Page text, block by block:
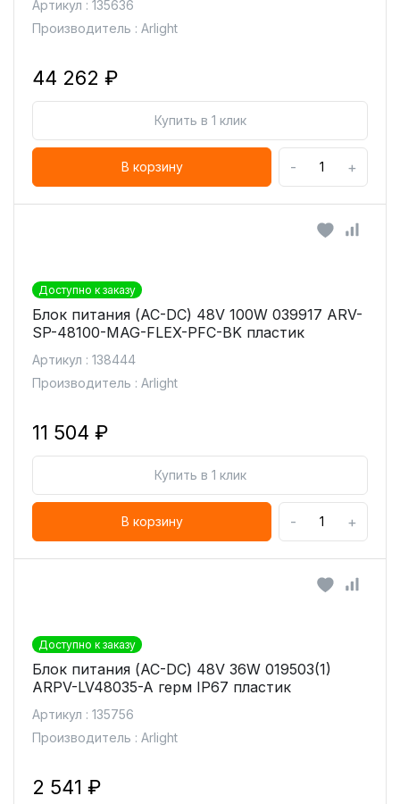
Артикул : 135636
Производитель : Arlight
44 262 ₽
Купить в 1 клик
В корзину - +
Доступно к заказу
Блок питания (AC-DC) 48V 100W 039917 ARV-
SP-48100-MAG-FLEX-PFC-BK пластик
Артикул : 138444
Производитель : Arlight
11 504 ₽
Купить в 1 клик
В корзину - +
Доступно к заказу
Блок питания (AC-DC) 48V 36W 019503(1)
ARPV-LV48035-A герм IP67 пластик
Артикул : 135756
Производитель : Arlight
2 541 ₽